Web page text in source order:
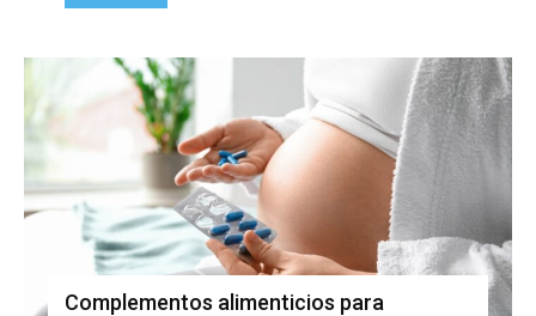
Complementos alimenticios para